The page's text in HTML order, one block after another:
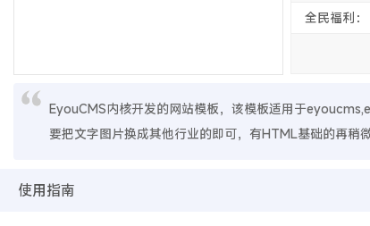
全民福利：
EyouCMS内核开发的网站模板，该模板适用于
要把文字图片换成其他行业的即可，有HTML基础的再稍
使用指南